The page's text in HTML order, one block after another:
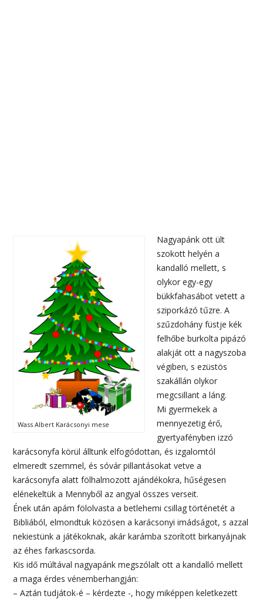
Wass Albert Karácsonyi mese
Nagyapánk ott ült
szokott helyén a
kandalló mellett, s
olykor egy-egy
bükkfahasábot vetett a
sziporkázó tűzre. A
szűzdohány füstje kék
felhőbe burkolta pipázó
alakját ott a nagyszoba
végiben, s ezüstös
szakállán olykor
megcsillant a láng.
Mi gyermekek a
mennyezetig érő,
gyertyafényben izzó
karácsonyfa körül álltunk elfogódottan, és izgalomtól
elmeredt szemmel, és sóvár pillantásokat vetve a
karácsonyfa alatt fölhalmozott ajándékokra, hűségesen
elénekeltük a Mennyből az angyal összes verseit.
Ének után apám fölolvasta a betlehemi csillag történetét a
Bibliából, elmondtuk közösen a karácsonyi imádságot, s azzal
nekiestünk a játékoknak, akár karámba szorított birkanyájnak
az éhes farkascsorda.
Kis idő múltával nagyapánk megszólalt ott a kandalló mellett
a maga érdes vénemberhangján:
– Aztán tudjátok-é – kérdezte -, hogy miképpen keletkezett